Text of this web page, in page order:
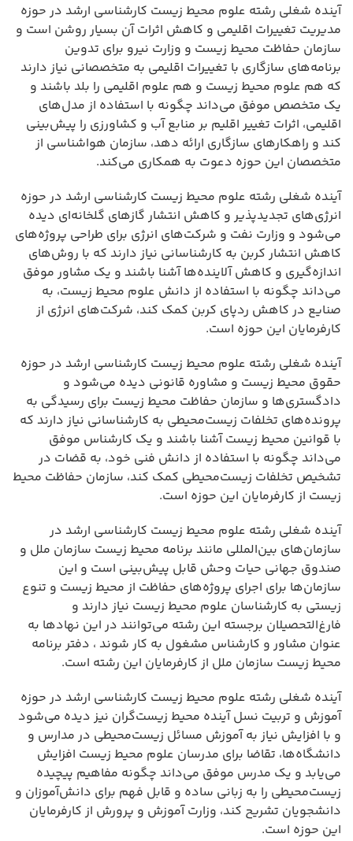
آینده شغلی رشته علوم محیط زیست کارشناسی ارشد در حوزه
مدیریت تغییرات اقلیمی و کاهش اثرات آن بسیار روشن است و
سازمان حفاظت محیط زیست و وزارت نیرو برای تدوین
برنامه‌های سازگاری با تغییرات اقلیمی به متخصصانی نیاز دارند
که هم علوم محیط زیست و هم علوم اقلیمی را بلد باشند و
یک متخصص موفق می‌داند چگونه با استفاده از مدل‌های
اقلیمی، اثرات تغییر اقلیم بر منابع آب و کشاورزی را پیش‌بینی
کند و راهکارهای سازگاری ارائه دهد، سازمان هواشناسی از
متخصصان این حوزه دعوت به همکاری می‌کند.
آینده شغلی رشته علوم محیط زیست کارشناسی ارشد در حوزه
انرژی‌های تجدیدپذیر و کاهش انتشار گازهای گلخانه‌ای دیده
می‌شود و وزارت نفت و شرکت‌های انرژی برای طراحی پروژه‌های
کاهش انتشار کربن به کارشناسانی نیاز دارند که با روش‌های
اندازه‌گیری و کاهش آلاینده‌ها آشنا باشند و یک مشاور موفق
می‌داند چگونه با استفاده از دانش علوم محیط زیست، به
صنایع در کاهش ردپای کربن کمک کند، شرکت‌های انرژی از
کارفرمایان این حوزه است.
آینده شغلی رشته علوم محیط زیست کارشناسی ارشد در حوزه
حقوق محیط زیست و مشاوره قانونی دیده می‌شود و
دادگستری‌ها و سازمان حفاظت محیط زیست برای رسیدگی به
پرونده‌های تخلفات زیست‌محیطی به کارشناسانی نیاز دارند که
با قوانین محیط زیست آشنا باشند و یک کارشناس موفق
می‌داند چگونه با استفاده از دانش فنی خود، به قضات در
تشخیص تخلفات زیست‌محیطی کمک کند، سازمان حفاظت محیط
زیست از کارفرمایان این حوزه است.
آینده شغلی رشته علوم محیط زیست کارشناسی ارشد در
سازمان‌های بین‌المللی مانند برنامه محیط زیست سازمان ملل و
صندوق جهانی حیات وحش قابل پیش‌بینی است و این
سازمان‌ها برای اجرای پروژه‌های حفاظت از محیط زیست و تنوع
زیستی به کارشناسان علوم محیط زیست نیاز دارند و
فارغ‌التحصیلان برجسته این رشته می‌توانند در این نهادها به
عنوان مشاور و کارشناس مشغول به کار شوند ، دفتر برنامه
محیط زیست سازمان ملل از کارفرمایان این رشته است.
آینده شغلی رشته علوم محیط زیست کارشناسی ارشد در حوزه
آموزش و تربیت نسل آینده محیط زیست‌گران نیز دیده می‌شود
و با افزایش نیاز به آموزش مسائل زیست‌محیطی در مدارس و
دانشگاه‌ها، تقاضا برای مدرسان علوم محیط زیست افزایش
می‌یابد و یک مدرس موفق می‌داند چگونه مفاهیم پیچیده
زیست‌محیطی را به زبانی ساده و قابل فهم برای دانش‌آموزان و
دانشجویان تشریح کند، وزارت آموزش و پرورش از کارفرمایان
این حوزه است.